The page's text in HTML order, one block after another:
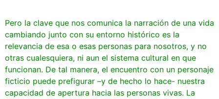
Pero la clave que nos comunica la narración de una vida
cambiando junto con su entorno histórico es la
relevancia de esa o esas personas para nosotros, y no
otras cualesquiera, ni aun el sistema cultural en que
funcionan. De tal manera, el encuentro con un personaje
ficticio puede prefigurar –y de hecho lo hace- nuestra
capacidad de apertura hacia las personas vivas. La